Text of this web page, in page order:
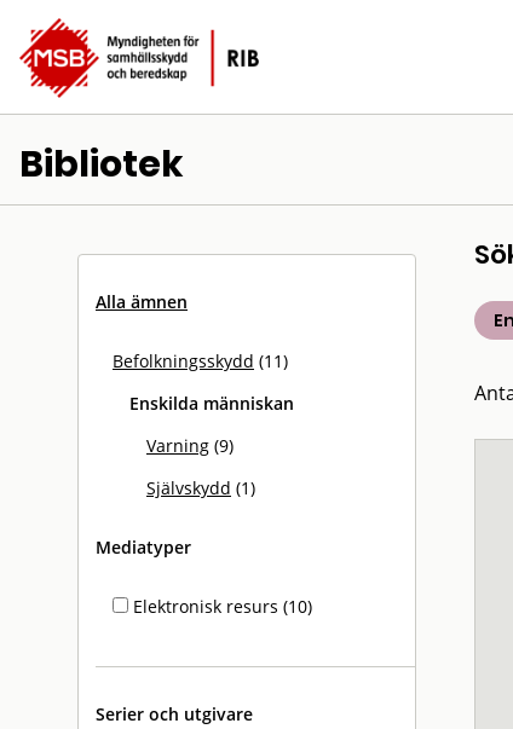
Bibliotek
Alla ämnen
Befolkningsskydd (11)
Enskilda människan
Varning (9)
Självskydd (1)
Mediatyper
Elektronisk resurs (10)
Serier och utgivare